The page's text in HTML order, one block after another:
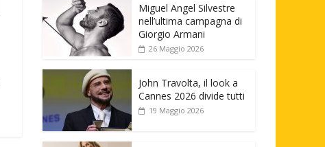
Miguel Angel Silvestre
nell’ultima campagna di
Giorgio Armani
26 Maggio 2026
John Travolta, il look a
Cannes 2026 divide tutti
19 Maggio 2026